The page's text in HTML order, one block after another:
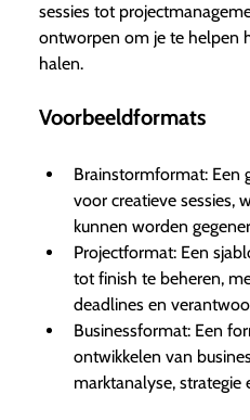
sessies tot
ontworpen om je te helpen
halen.
Voorbeeldformats
Brainstormformat: Een
voor creatieve sessies,
kunnen worden
Projectformat: Een
tot finish te beheren,
deadlines en
Businessformat: Een
ontwikkelen van
marktanalyse, strategie